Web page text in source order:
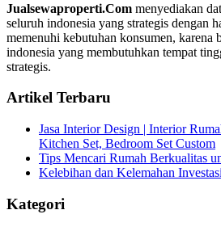
Jualsewaproperti.Com menyediakan
seluruh indonesia yang strategis dengan
memenuhi kebutuhan konsumen, karena
indonesia yang membutuhkan tempat
strategis.
Artikel Terbaru
Jasa Interior Design | Interior
Kitchen Set, Bedroom Set Custom
Tips Mencari Rumah Berkualitas
Kelebihan dan Kelemahan
Kategori